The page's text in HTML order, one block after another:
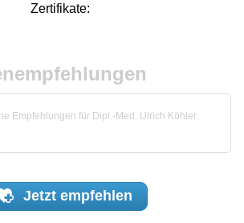
Zertifikate:
Empfehlungen für Dipl.-Med. Ulrich Köhler
Jetzt empfehlen